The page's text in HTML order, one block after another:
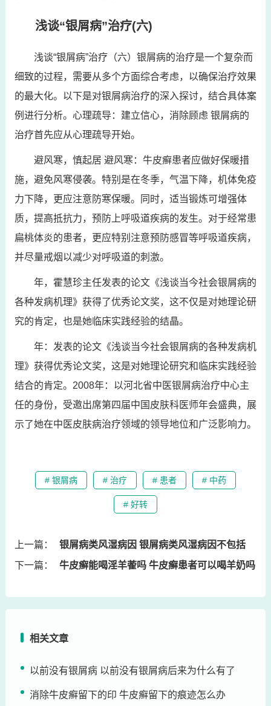
浅谈“银屑病”治疗(六)
浅谈“银屑病”治疗（六）银屑病的治疗是一个复杂而
细致的过程，需要从多个方面综合考虑，以确保治疗效果
的最大化。以下是对银屑病治疗的深入探讨，结合具体案
例进行分析。心理疏导：建立信心，消除顾虑 银屑病的
治疗首先应从心理疏导开始。
避风寒，慎起居 避风寒：牛皮癣患者应做好保暖措
施，避免风寒侵袭。特别是在冬季，气温下降，机体免疫
力下降，更应注意防寒保暖。同时，适当锻炼可增强体
质，提高抵抗力，预防上呼吸道疾病的发生。对于经常患
扁桃体炎的患者，更应特别注意预防感冒等呼吸道疾病，
并尽量戒烟以减少对呼吸道的刺激。
年，霍慧珍主任发表的论文《浅谈当今社会银屑病的
各种发病机理》获得了优秀论文奖，这不仅是对她理论研
究的肯定，也是她临床实践经验的结晶。
年：发表的论文《浅谈当今社会银屑病的各种发病机
理》获得优秀论文奖，这是对她理论研究和临床实践经验
结合的肯定。2008年：以河北省中医银屑病治疗中心主
任的身份，受邀出席第四届中国皮肤科医师年会盛典，展
示了她在中医皮肤病治疗领域的领导地位和广泛影响力。
# 银屑病 # 治疗 # 患者 # 中药
# 好转
上一篇：
银屑病类风湿病因 银屑病类风湿病因不包括
下一篇：
牛皮癣能喝淫羊蒮吗 牛皮癣患者可以喝羊奶吗
相关文章
以前没有银屑病 以前没有银屑病后来为什么有了
消除牛皮癣留下的印 牛皮癣留下的痕迹怎么办